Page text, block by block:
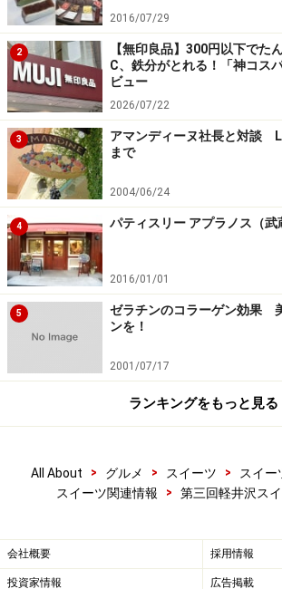
2016/07/29
2
【無印良品】300円以下でた
C、鉄分がとれる！「神コス
ビュー
2026/07/22
3
アマンディーヌ社長と対談
まで
2004/06/24
4 パティスリー アプラノス（武
2016/01/01
5
ゼラチンのコラーゲン効果
ンを！
2001/07/17
ランキングをもっと見る
All About > グルメ > スイーツ > スイー
スイーツ関連情報
> 第三回軽井沢ス
会社概要 採用情報
投資家情報 広告掲載